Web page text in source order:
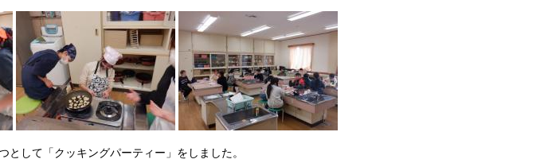
として「クッキングパーティー」をしました。